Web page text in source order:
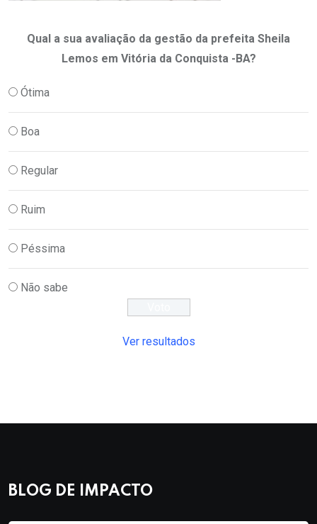
Qual a sua avaliação da gestão da prefeita Sheila
Lemos em Vitória da Conquista -BA?
Ótima
Boa
Regular
Ruim
Péssima
Não sabe
Ver resultados
BLOG DE IMPACTO